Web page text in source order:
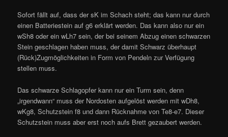
Sofort fällt auf, dass der sK im Schach steht; das kann nur durch
einen Batteriestein auf g6 erklärt werden. Das kann also nur ein
wSh8 oder ein wLh7 sein, der bei seinem Abzug einen schwarzen
Stein geschlagen haben muss, der damit Schwarz überhaupt
(Rück)Zugmöglichkeiten in Form von Pendeln zur Verfügung
stellen muss.
Das schwarze Schlagopfer kann nur ein Turm sein, denn
„irgendwann“ muss der Nordosten aufgelöst werden mit wDh8,
wKg8, Schutzstein f8 und dann Rücknahme von Te8-e7. Dieser
Schutzstein muss aber erst noch aufs Brett gezaubert werden.